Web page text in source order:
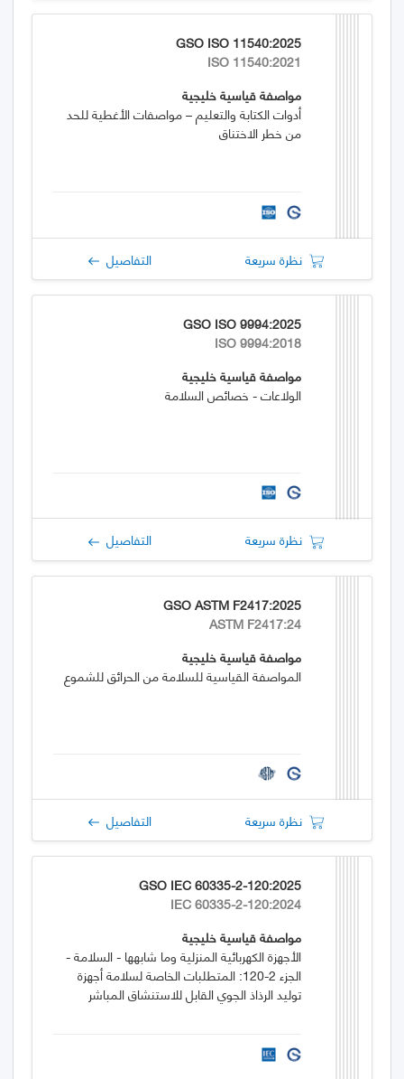
GSO ISO 11540:2025
ISO 11540:2021
مواصفة قياسية خليجية
أدوات الكتابة والتعليم – مواصفات الأغطية للحد
من خطر الاختناق
نظرة سريعة التفاصيل
GSO ISO 9994:2025
ISO 9994:2018
مواصفة قياسية خليجية
الولاعات - خصائص السلامة
نظرة سريعة التفاصيل
GSO ASTM F2417:2025
ASTM F2417:24
مواصفة قياسية خليجية
المواصفة القياسية للسلامة من الحرائق للشموع
نظرة سريعة التفاصيل
GSO IEC 60335-2-120:2025
IEC 60335-2-120:2024
مواصفة قياسية خليجية
الأجهزة الكهربائية المنزلية وما شابهها - السلامة -
الجزء 2-120: المتطلبات الخاصة لسلامة أجهزة
توليد الرذاذ الجوي القابل للاستنشاق المباشر